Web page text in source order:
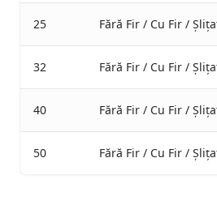
25 Fără Fir / Cu Fir /
32 Fără Fir / Cu Fir /
40 Fără Fir / Cu Fir /
50 Fără Fir / Cu Fir /